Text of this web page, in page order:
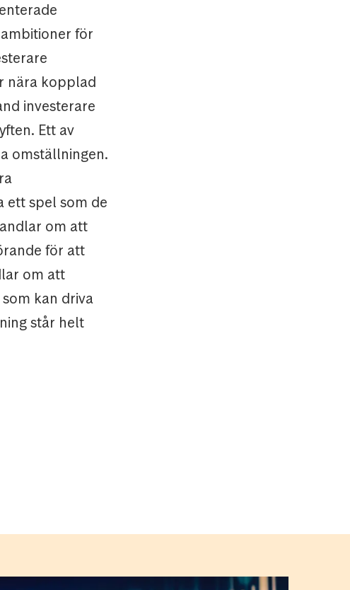
för
nära kopplad
investerare
Ett av
omställningen.
ett spel som de
om att
för att
om att
kan driva
står helt